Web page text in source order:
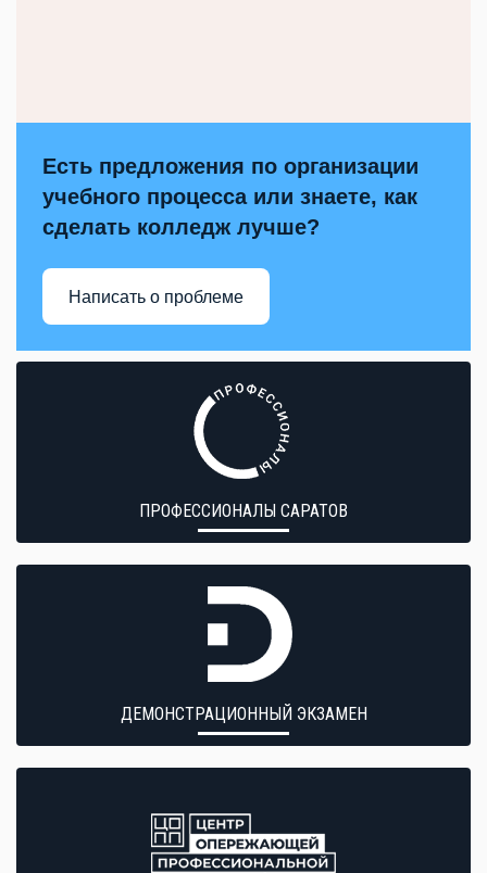
Есть предложения по организации
учебного процесса или знаете, как
сделать колледж лучше?
Написать о проблеме
ПРОФЕССИОНАЛЫ САРАТОВ
ДЕМОНСТРАЦИОННЫЙ ЭКЗАМЕН